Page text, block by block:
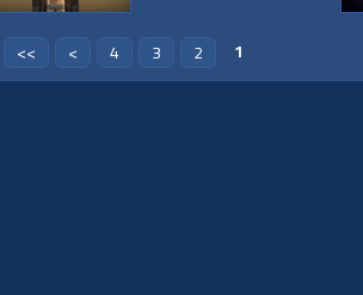
1
2
3
4
>
>>